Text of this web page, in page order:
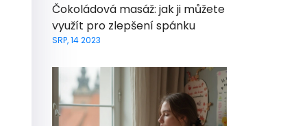
Čokoládová masáž: jak ji můžete
využít pro zlepšení spánku
SRP, 14 2023